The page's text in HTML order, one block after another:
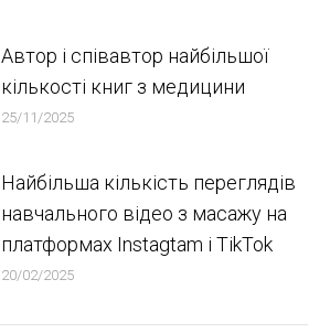
Автор і співавтор найбільшої
кількості книг з медицини
25/11/2025
Найбільша кількість переглядів
навчального відео з масажу на
платформах Instagtam i TikTok
20/02/2025